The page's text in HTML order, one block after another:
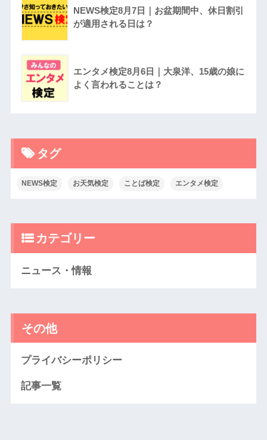
NEWS検定8月7日｜お盆期間中、休日割引
が適用される日は？
エンタメ検定8月6日｜大泉洋、15歳の娘に
よく言われることは？
タグ
NEWS検定 お天気検定 ことば検定 エンタメ検定
カテゴリー
ニュース・情報
その他
プライバシーポリシー
記事一覧